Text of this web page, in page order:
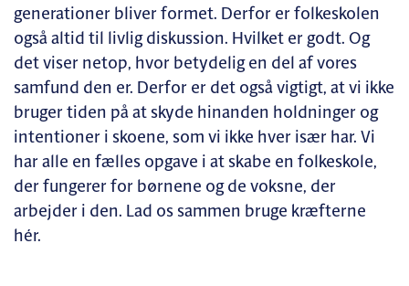
generationer bliver formet. Derfor er folkeskolen
også altid til livlig diskussion. Hvilket er godt. Og
det viser netop, hvor betydelig en del af vores
samfund den er. Derfor er det også vigtigt, at vi ikke
bruger tiden på at skyde hinanden holdninger og
intentioner i skoene, som vi ikke hver især har. Vi
har alle en fælles opgave i at skabe en folkeskole,
der fungerer for børnene og de voksne, der
arbejder i den. Lad os sammen bruge kræfterne
hér.